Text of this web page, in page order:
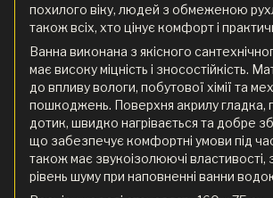
похилого віку, людей з обмеженою
також всіх, хто цінує комфорт і
Ванна виконана з якісного
має високу міцність і зносостійкість.
до впливу вологи, побутової хімії та
пошкоджень. Поверхня акрилу гладка,
дотик, швидко нагрівається та добре
що забезпечує комфортні умови під
також має звукоізолюючі
рівень шуму при наповненні ванни